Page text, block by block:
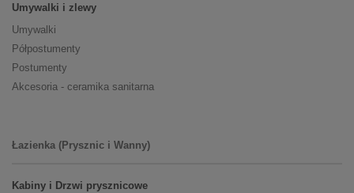
Umywalki i zlewy
Umywalki
Półpostumenty
Postumenty
Akcesoria - ceramika sanitarna
Łazienka (Prysznic i Wanny)
Kabiny i Drzwi prysznicowe